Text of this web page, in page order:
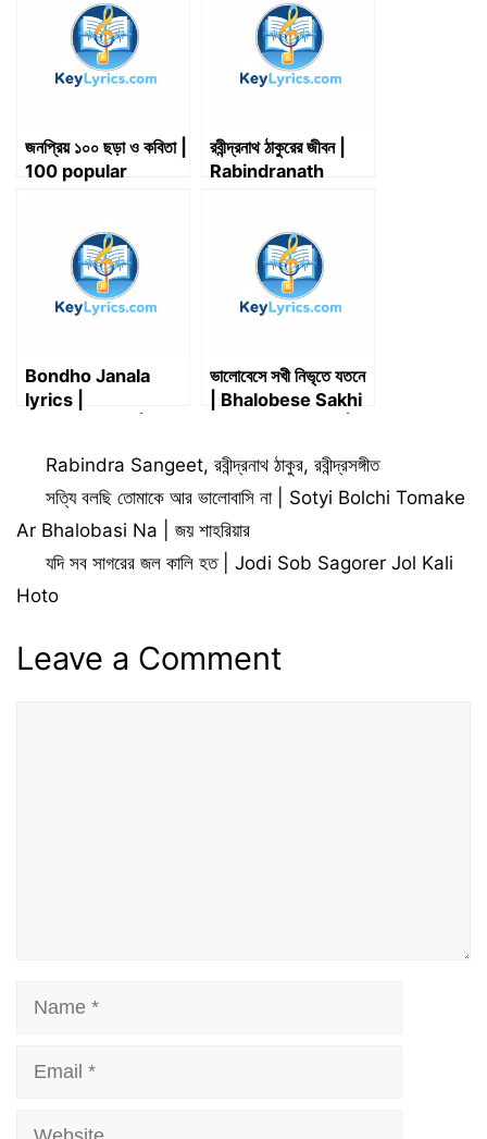
k
জনপ্রিয় ১০০ ছড়া ও কবিতা |
100 popular
রবীন্দ্রনাথ ঠাকুরের জীবন |
Rabindranath
Bondho Janala
lyrics |
ভালোবেসে সখী নিভৃতে যতনে
| Bhalobese Sakhi
Categories
Rabindra Sangeet,রবীন্দ্রনাথ ঠাকুর,রবীন্দ্রসঙ্গীত
সত্যি বলছি তোমাকে আর ভালোবাসি না | Sotyi Bolchi Tomake
Ar Bhalobasi Na | জয় শাহরিয়ার
যদি সব সাগরের জল কালি হত | Jodi Sob Sagorer Jol Kali
Hoto
Leave a Comment
Name
Email
Website